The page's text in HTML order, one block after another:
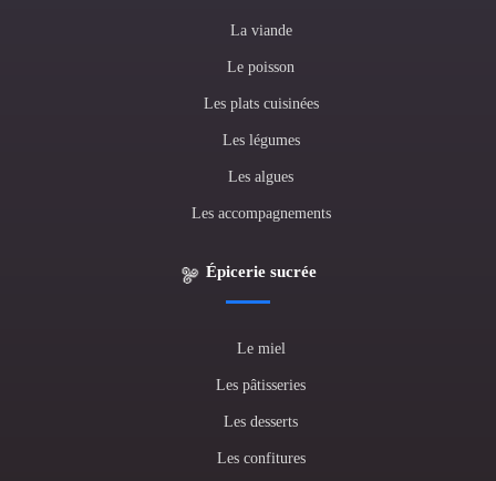
La viande
Le poisson
Les plats cuisinées
Les légumes
Les algues
Les accompagnements
Épicerie sucrée
Le miel
Les pâtisseries
Les desserts
Les confitures